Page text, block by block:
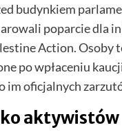
budynkiem
poparcie dla
Action. Osoby
po wpłaceniu
im oficjalnych
aktywistów